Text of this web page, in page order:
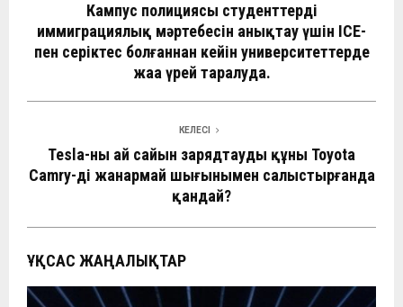
Кампус полициясы студенттердің
иммиграциялық мәртебесін анықтау үшін ICE-
пен серіктес болғаннан кейін университеттерде
жаңа үрей таралуда.
КЕЛЕСІ
Tesla-ны ай сайын зарядтаудың құны Toyota
Camry-дің жанармай шығынымен салыстырғанда
қандай?
ҰҚСАС ЖАҢАЛЫҚТАР